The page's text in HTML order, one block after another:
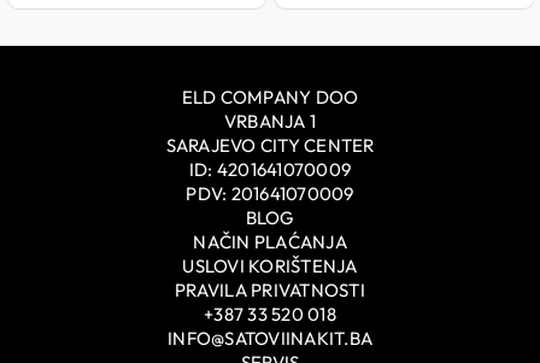
ELD COMPANY DOO
VRBANJA 1
SARAJEVO CITY CENTER
ID: 4201641070009
PDV: 201641070009
BLOG
NAČIN PLAĆANJA
USLOVI KORIŠTENJA
PRAVILA PRIVATNOSTI
+387 33 520 018
INFO@SATOVIINAKIT.BA